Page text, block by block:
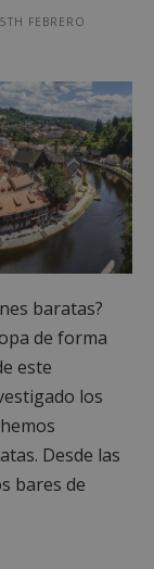
5TH FEBRERO
baratas?
de forma
este
los
Desde las
bares de